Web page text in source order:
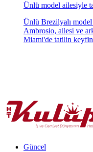
Ünlü model ailesiyle
Ünlü Brezilyalı model
Ambrosio, ailesi ve
Miami'de tatilin keyfini
Güncel